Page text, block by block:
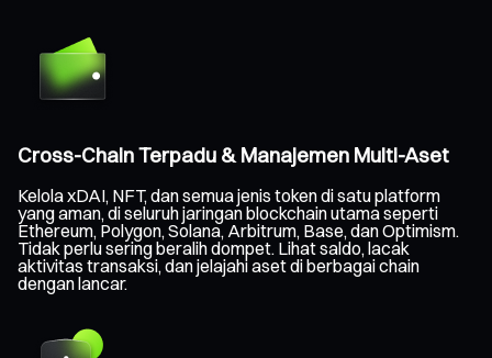
Cross-Chain Terpadu & Manajemen Multi-Aset
Kelola xDAI, NFT, dan semua jenis token di satu platform
yang aman, di seluruh jaringan blockchain utama seperti
Ethereum, Polygon, Solana, Arbitrum, Base, dan Optimism.
Tidak perlu sering beralih dompet. Lihat saldo, lacak
aktivitas transaksi, dan jelajahi aset di berbagai chain
dengan lancar.